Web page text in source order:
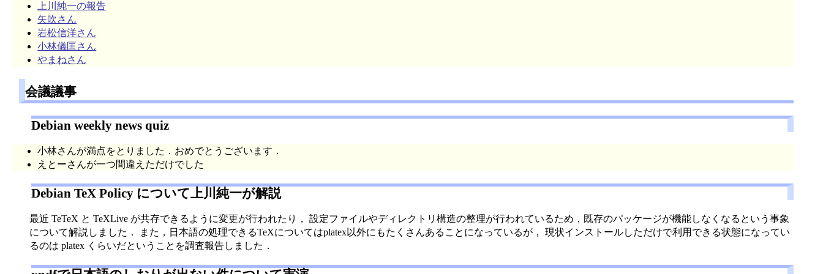
上川純一の報告
矢吹さん
岩松信洋さん
小林儀匡さん
やまねさん
会議議事
Debian weekly news quiz
小林さんが満点をとりました．おめでとうございます．
えとーさんが一つ間違えただけでした
Debian TeX Policy について上川純一が解説
最近 TeTeX と TeXLive が共存できるように変更が行われたり， 設定ファイルやディレクトリ構造の整理が行われているため，既存のパッケージが機能しなくなるという事象
について解説しました． また，日本語の処理できるTeXについてはplatex以外にもたくさんあることになっているが， 現状インストールしただけで利用できる状態になってい
るのは platex くらいだということを調査報告しました．